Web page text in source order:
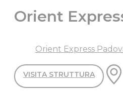
Orient
Orient Express
VISITA STRUTTURA